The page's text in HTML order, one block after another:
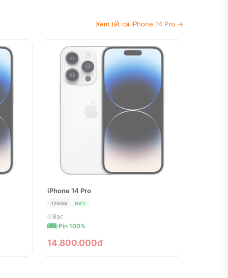
Xem tất cả iPhone 14 Pro →
ĐÃ BÁN
iPhone 14 Pro
128GB 98%
Bạc
Pin 100%
14.800.000đ